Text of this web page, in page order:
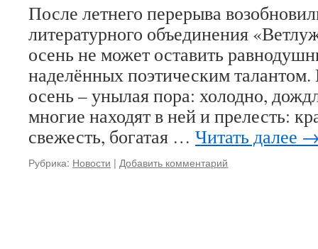
После летнего перерыва
литературного объединения
осень не может оставить
наделённых поэтическим талантом.
осень – унылая пора: холодно,
многие находят в ней и прелесть:
свежесть, богатая … Читать далее
Рубрика: Новости | Добавить комментарий